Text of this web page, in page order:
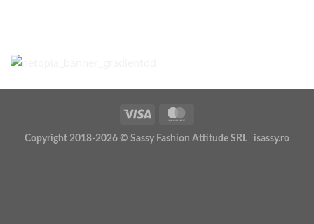
Copyright 2018-2026 © Sassy Fashion Attitude SRL isassy.ro